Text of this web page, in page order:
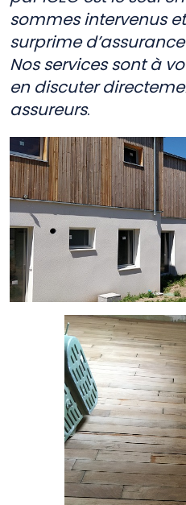
sommes intervenus
surprime
Nos services sont à
en discuter
assureurs.